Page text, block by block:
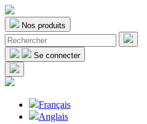
Nos produits
Se connecter
Français
Anglais